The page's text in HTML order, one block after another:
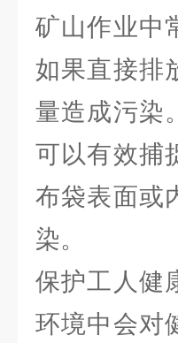
矿山作业中
如果直接排
量造成污染
可以有效捕
布袋表面或
染。
保护工人健
环境中会对